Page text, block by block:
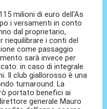
milioni di euro dell'As
i versamenti in conto
dal proprietario,
riequilibrare i conti del
come passaggio
sarà invece per
in caso di integrale
Il club giallorosso è una
turnaround. La
portato benefici ai
generale Mauro